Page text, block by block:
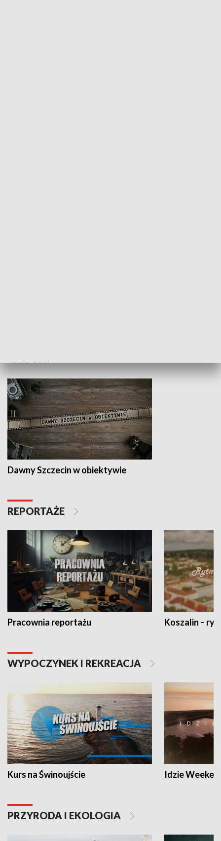
Dawny Szczecin w obiektywie
REPORTAŻE
Pracownia reportażu Koszalin –
WYPOCZYNEK I REKREACJA
Kurs na Świnoujście Idzie
PRZYRODA I EKOLOGIA